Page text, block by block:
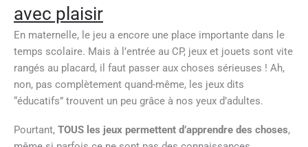
avec plaisir
En maternelle, le jeu a encore une place importante dans le
temps scolaire. Mais à l’entrée au CP, jeux et jouets sont vite
rangés au placard, il faut passer aux choses sérieuses ! Ah,
non, pas complètement quand-même, les jeux dits
“éducatifs” trouvent un peu grâce à nos yeux d’adultes.
Pourtant, TOUS les jeux permettent d’apprendre des choses,